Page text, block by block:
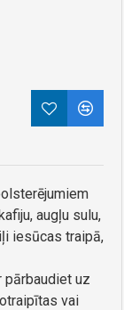
augļu sulu,
iesūcas traipā,
pārbaudiet uz
vai